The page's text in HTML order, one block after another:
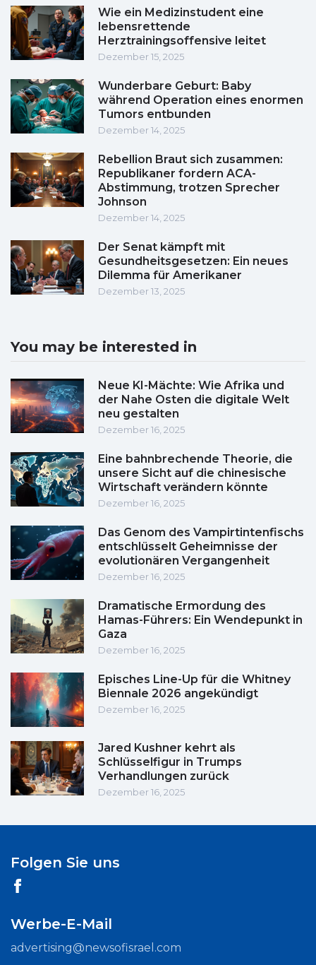
Wie ein Medizinstudent eine
lebensrettende
Herztrainingsoffensive leitet
Dezember 15, 2025
Wunderbare Geburt: Baby
während Operation eines enormen
Tumors entbunden
Dezember 14, 2025
Rebellion Braut sich zusammen:
Republikaner fordern ACA-
Abstimmung, trotzen Sprecher
Johnson
Dezember 14, 2025
Der Senat kämpft mit
Gesundheitsgesetzen: Ein neues
Dilemma für Amerikaner
Dezember 13, 2025
You may be interested in
Neue KI-Mächte: Wie Afrika und
der Nahe Osten die digitale Welt
neu gestalten
Dezember 16, 2025
Eine bahnbrechende Theorie, die
unsere Sicht auf die chinesische
Wirtschaft verändern könnte
Dezember 16, 2025
Das Genom des Vampirtintenfischs
entschlüsselt Geheimnisse der
evolutionären Vergangenheit
Dezember 16, 2025
Dramatische Ermordung des
Hamas-Führers: Ein Wendepunkt in
Gaza
Dezember 16, 2025
Episches Line-Up für die Whitney
Biennale 2026 angekündigt
Dezember 16, 2025
Jared Kushner kehrt als
Schlüsselfigur in Trumps
Verhandlungen zurück
Dezember 16, 2025
Folgen Sie uns
Werbe-E-Mail
advertising@newsofisrael.com